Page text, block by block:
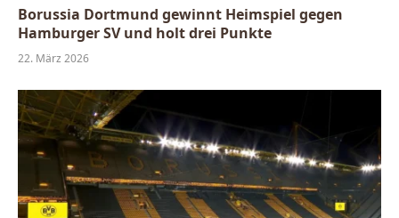
Borussia Dortmund gewinnt Heimspiel gegen
Hamburger SV und holt drei Punkte
22. März 2026